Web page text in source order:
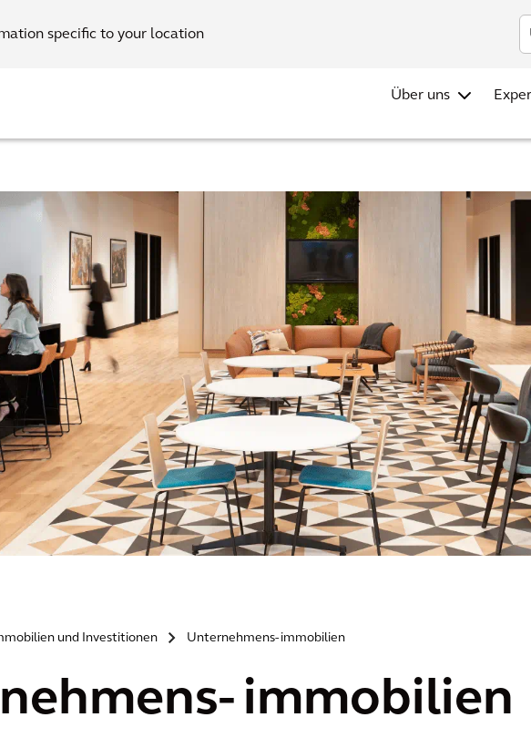
specific to your location
Über uns
und Investitionen > Unternehmens- immobilien
immobilien